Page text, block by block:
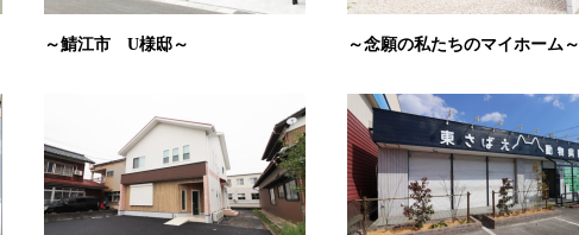
～鯖江市 U様邸～ ～念願の私たちのマイホーム～